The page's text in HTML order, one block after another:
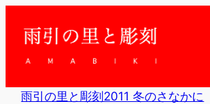
ッ
雨引の里と彫刻2011 冬のさなかに